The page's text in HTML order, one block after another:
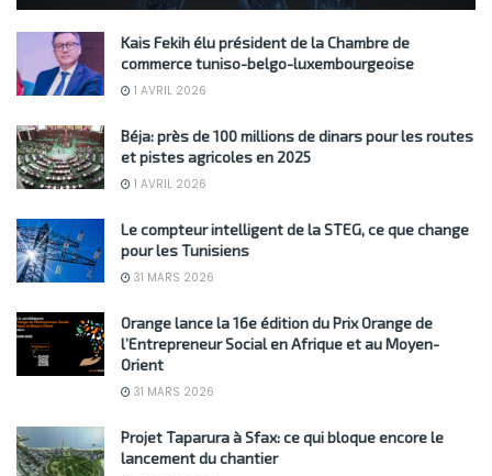
Kais Fekih élu président de la Chambre de
commerce tuniso-belgo-luxembourgeoise
1 AVRIL 2026
Béja: près de 100 millions de dinars pour les routes
et pistes agricoles en 2025
1 AVRIL 2026
Le compteur intelligent de la STEG, ce que change
pour les Tunisiens
31 MARS 2026
Orange lance la 16e édition du Prix Orange de
l’Entrepreneur Social en Afrique et au Moyen-
Orient
31 MARS 2026
Projet Taparura à Sfax: ce qui bloque encore le
lancement du chantier